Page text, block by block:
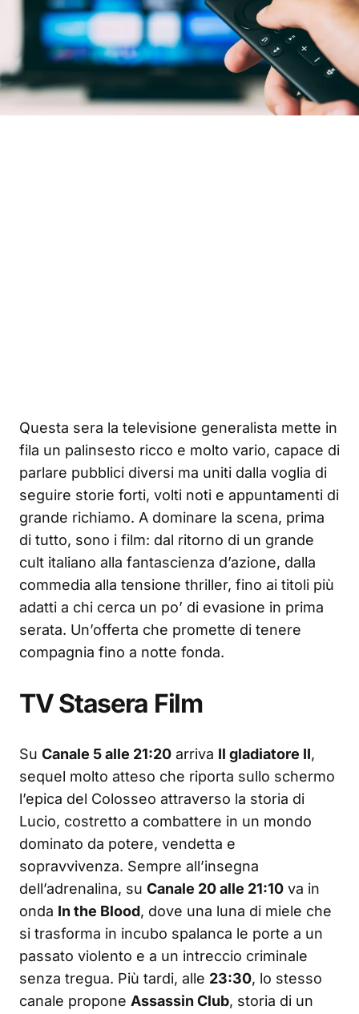
Questa sera la televisione generalista mette in
fila un palinsesto ricco e molto vario, capace di
parlare pubblici diversi ma uniti dalla voglia di
seguire storie forti, volti noti e appuntamenti di
grande richiamo. A dominare la scena, prima
di tutto, sono i film: dal ritorno di un grande
cult italiano alla fantascienza d’azione, dalla
commedia alla tensione thriller, fino ai titoli più
adatti a chi cerca un po’ di evasione in prima
serata. Un’offerta che promette di tenere
compagnia fino a notte fonda.
TV Stasera Film
Su Canale 5 alle 21:20 arriva Il gladiatore II,
sequel molto atteso che riporta sullo schermo
l’epica del Colosseo attraverso la storia di
Lucio, costretto a combattere in un mondo
dominato da potere, vendetta e
sopravvivenza. Sempre all’insegna
dell’adrenalina, su Canale 20 alle 21:10 va in
onda In the Blood, dove una luna di miele che
si trasforma in incubo spalanca le porte a un
passato violento e a un intreccio criminale
senza tregua. Più tardi, alle 23:30, lo stesso
canale propone Assassin Club, storia di un